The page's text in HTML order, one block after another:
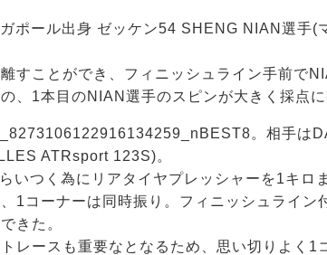
ポール出身 ゼッケン54 SHENG NIAN選手(
すことができ、フィニッシュライン手前で
、1本目のNIAN選手のスピンが大きく採点に
BEST8。相手は
ATRsport 123S)。
いつく為にリアタイヤプレッシャーを1キロ
1コーナーは同時振り。フィニッシュライ
きた。
レースも重要なとなるため、思い切りよく